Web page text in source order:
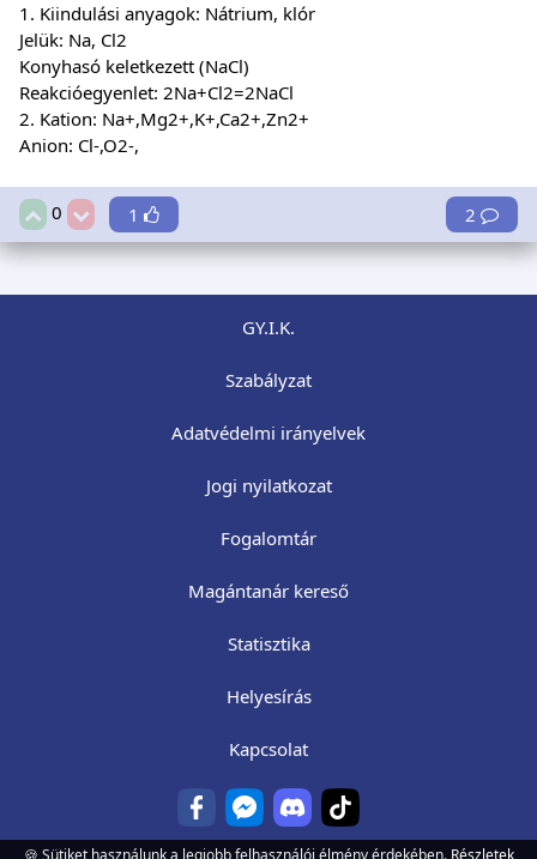
1. Kiindulási anyagok: Nátrium, klór
Jelük: Na, Cl2
Konyhasó keletkezett (NaCl)
Reakcióegyenlet: 2Na+Cl2=2NaCl
2. Kation: Na+,Mg2+,K+,Ca2+,Zn2+
Anion: Cl-,O2-,
0 1 2
GY.I.K.
Szabályzat
Adatvédelmi irányelvek
Jogi nyilatkozat
Fogalomtár
Magántanár kereső
Statisztika
Helyesírás
Kapcsolat
🍪 Sütiket használunk a legjobb felhasználói élmény érdekében. Részletek